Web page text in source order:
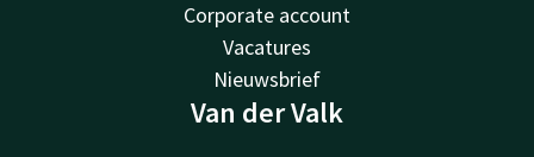
Corporate account
Vacatures
Nieuwsbrief
Van der Valk